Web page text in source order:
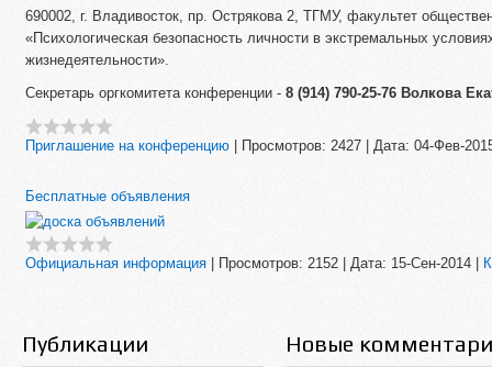
690002, г. Владивосток, пр. Острякова 2, ТГМУ, факультет
«Психологическая безопасность личности в экстремальных
жизнедеятельности».
Секретарь оргкомитета конференции - 8 (914) 790-25-76 Волкова
Приглашение на конференцию Просмотров: 2427 Дата: 04-Фев-
Бесплатные объявления
Официальная информация | Просмотров: 2152 | Дата: 15-Сен-2014 |
Публикации Новые